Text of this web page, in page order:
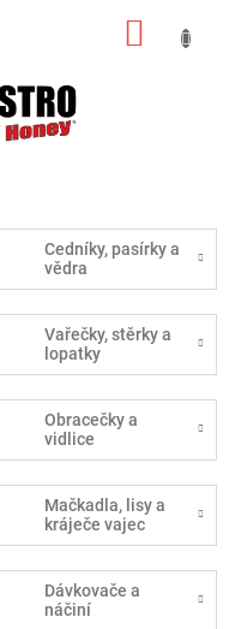
Cedníky, pasírky a
vědra
Vařečky, stěrky a
lopatky
Obracečky a
vidlice
Mačkadla, lisy a
kráječe vajec
Dávkovače a
náčiní